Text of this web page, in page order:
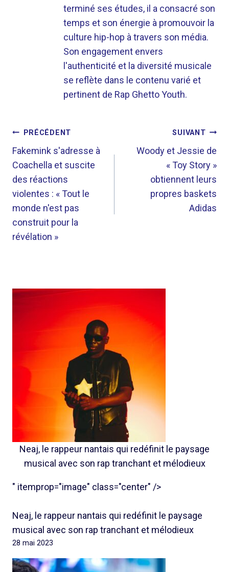
terminé ses études, il a consacré son
temps et son énergie à promouvoir la
culture hip-hop à travers son média.
Son engagement envers
l'authenticité et la diversité musicale
se reflète dans le contenu varié et
pertinent de Rap Ghetto Youth.
NAVIGATION
DE
L’ARTICLE
PRÉCÉDENT
Fakemink s'adresse à
Coachella et suscite
des réactions
violentes : « Tout le
monde n'est pas
construit pour la
révélation »
SUIVANT
Woody et Jessie de
« Toy Story »
obtiennent leurs
propres baskets
Adidas
Neaj, le rappeur nantais qui redéfinit le paysage
musical avec son rap tranchant et mélodieux
" itemprop="image" class="center" />
Neaj, le rappeur nantais qui redéfinit le paysage
musical avec son rap tranchant et mélodieux
28 mai 2023